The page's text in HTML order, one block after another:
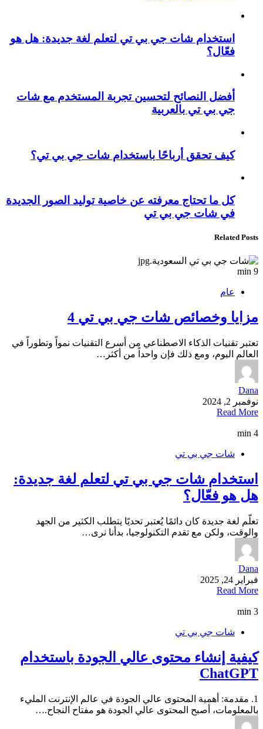
استخدام شات جي بي تي لتعلم لغة جديدة: هل هو
فعّال؟
أفضل النصائح لتحسين تجربة المستخدم مع شات
جي بي تي بالعربية
كيف تحقق أرباحًا باستخدام شات جي بي تي؟
كل ما تحتاج معرفته عن خاصية توليد الصور الجديدة
في شات جي بي تي
Related Posts
9 min
عام
مزايا وخصائص شات جي بي تي 4
تعتبر تقنيات الذكاء الاصطناعي من أسرع التقنيات نمواً وتطوراً في
العالم اليوم، ومع ذلك فإن واحداً من أكثر…
Dana
نوفمبر 2, 2024
Read More
4 min
شات جي بي تي
استخدام شات جي بي تي لتعلم لغة جديدة:
هل هو فعّال؟
تعلّم لغة جديدة كان دائمًا يُعتبر تحديًا يتطلب الكثير من الجهد
والوقت، ولكن مع تقدم التكنولوجيا، بدأنا نرى…
Dana
فبراير 24, 2025
Read More
3 min
شات جي بي تي
كيفية إنشاء محتوى عالي الجودة باستخدام
ChatGPT
1. مقدمة: أهمية المحتوى عالي الجودة في عالم الإنترنت المليء
بالمعلومات، أصبح المحتوى عالي الجودة هو مفتاح النجاح.…